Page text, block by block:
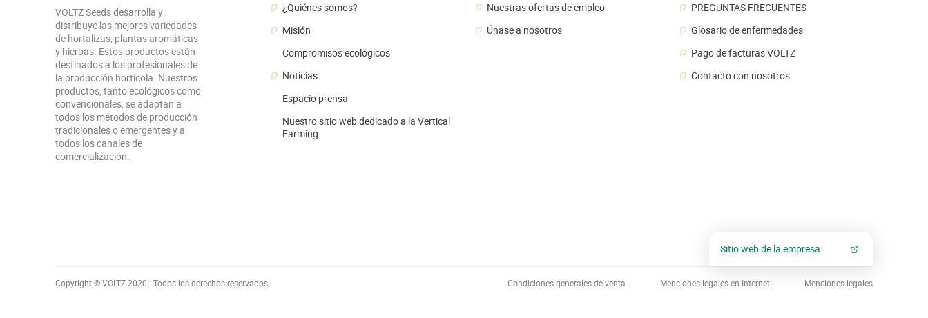
VOLTZ Seeds desarrolla y
distribuye las mejores variedades
de hortalizas, plantas aromáticas
y hierbas. Estos productos están
destinados a los profesionales de
la producción hortícola. Nuestros
productos, tanto ecológicos como
convencionales, se adaptan a
todos los métodos de producción
tradicionales o emergentes y a
todos los canales de
comercialización.
¿Quiénes somos?
Misión
Compromisos ecológicos
Noticias
Espacio prensa
Nuestro sitio web dedicado a la Vertical
Farming
Nuestras ofertas de empleo
Únase a nosotros
PREGUNTAS FRECUENTES
Glosario de enfermedades
Pago de facturas VOLTZ
Contacto con nosotros
Sitio web de la empresa
Copyright © VOLTZ 2020 - Todos los derechos reservados Condiciones generales de venta Menciones legales en Internet Menciones legales